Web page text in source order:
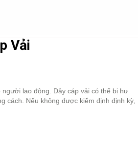
Vải
lao động. Dây cáp vải có thể bị hư
cách. Nếu không được kiểm định định kỳ,